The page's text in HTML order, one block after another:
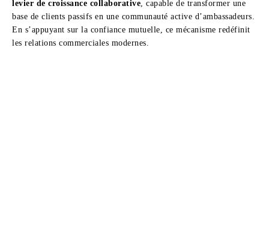
levier de croissance collaborative, capable de transformer une
base de clients passifs en une communauté active d’ambassadeurs.
En s’appuyant sur la confiance mutuelle, ce mécanisme redéfinit
les relations commerciales modernes.